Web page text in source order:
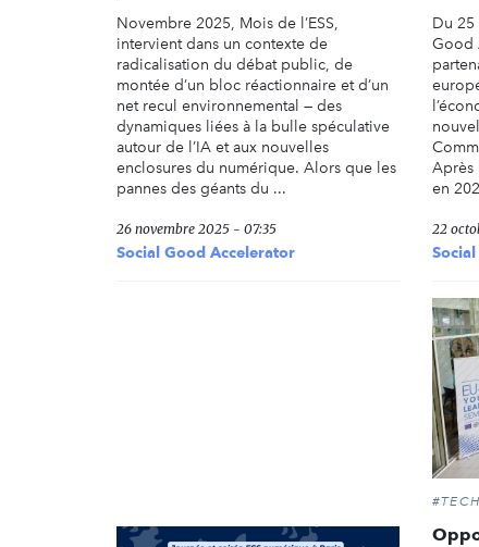
Novembre 2025, Mois de l’ESS,
intervient dans un contexte de
radicalisation du débat public, de
montée d’un bloc réactionnaire et d’un
net recul environnemental — des
dynamiques liées à la bulle spéculative
autour de l’IA et aux nouvelles
enclosures du numérique. Alors que les
pannes des géants du ...
26 novembre 2025 - 07:35
Social Good Accelerator
Du 25
Good
Après
en
22